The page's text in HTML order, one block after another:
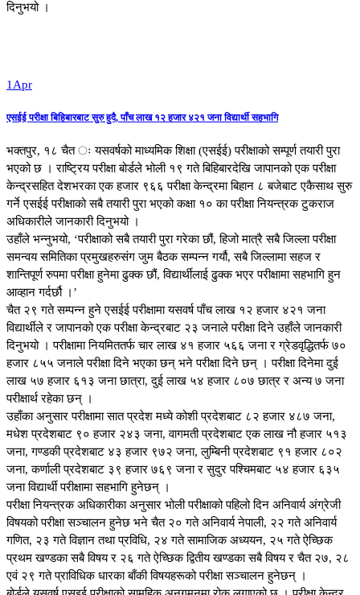
दिनुभयो ।
1Apr
एसईई परीक्षा बिहिबारबाट सुरु हुदै, पाँच लाख १२ हजार ४२१ जना विद्यार्थी सहभागि
भक्तपुर, १८ चैत ः यसवर्षको माध्यमिक शिक्षा (एसईई) परीक्षाको सम्पूर्ण तयारी पुरा
भएको छ । राष्ट्रिय परीक्षा बोर्डले भोली १९ गते बिहिबारदेखि जापानको एक परीक्षा
केन्द्रसहित देशभरका एक हजार ९६६ परीक्षा केन्द्रमा बिहान ८ बजेबाट एकैसाथ सुरु
गर्ने एसईई परीक्षाको सबै तयारी पुरा भएको कक्षा १० का परीक्षा नियन्त्रक टुकराज
अधिकारीले जानकारी दिनुभयो ।
उहाँले भन्नुभयो, ‘परीक्षाको सबै तयारी पुरा गरेका छौं, हिजो मात्रै सबै जिल्ला परीक्षा
समन्वय समितिका प्रमुखहरुसंग जुम बैठक सम्पन्न गर्यौ, सबै जिल्लामा सहज र
शान्तिपूर्ण रुपमा परीक्षा हुनेमा ढुक्क छौं, विद्यार्थीलाई ढुक्क भएर परीक्षामा सहभागि हुन
आव्हान गर्दर्छौ ।’
चैत २९ गते सम्पन्न हुने एसईई परीक्षामा यसवर्ष पाँच लाख १२ हजार ४२१ जना
विद्यार्थीले र जापानको एक परीक्षा केन्द्रबाट २३ जनाले परीक्षा दिने उहाँले जानकारी
दिनुभयो । परीक्षामा नियमिततर्फ चार लाख ४१ हजार ५६६ जना र ग्रेडवृद्धितर्फ ७०
हजार ८५५ जनाले परीक्षा दिने भएका छन् भने परीक्षा दिने छन् । परीक्षा दिनेमा दुई
लाख ५७ हजार ६१३ जना छात्रा, दुई लाख ५४ हजार ८०७ छात्र र अन्य ७ जना
परीक्षार्थ रहेका छन् ।
उहाँका अनुसार परीक्षामा सात प्रदेश मध्ये कोशी प्रदेशबाट ८२ हजार ४८७ जना,
मधेश प्रदेशबाट ९० हजार २४३ जना, वागमती प्रदेशबाट एक लाख नौ हजार ५१३
जना, गण्डकी प्रदेशबाट ४३ हजार ९७२ जना, लुम्बिनी प्रदेशबाट ९१ हजार ८०२
जना, कर्णाली प्रदेशबाट ३९ हजार ७६९ जना र सुदुर पश्चिमबाट ५४ हजार ६३५
जना विद्यार्थी परीक्षामा सहभागि हुनेछन् ।
परीक्षा नियन्त्रक अधिकारीका अनुसार भोली परीक्षाको पहिलो दिन अनिवार्य अंग्रेजी
विषयको परीक्षा सञ्चालन हुनेछ भने चैत २० गते अनिवार्य नेपाली, २२ गते अनिवार्य
गणित, २३ गते विज्ञान तथा प्रविधि, २४ गते सामाजिक अध्ययन, २५ गते ऐच्छिक
प्रथम खण्डका सबै विषय र २६ गते ऐच्छिक द्वितीय खण्डका सबै विषय र चैत २७, २८
एवं २९ गते प्राविधिक धारका बाँकी विषयहरूको परीक्षा सञ्चालन हुनेछन् ।